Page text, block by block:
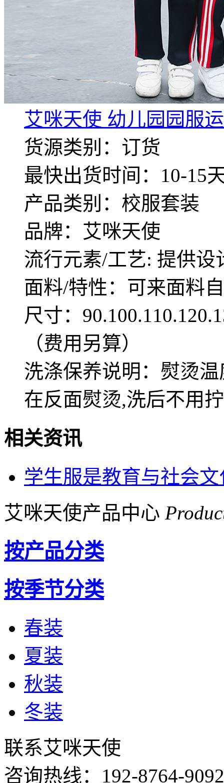
艾咪天使 幼儿园园服
货源类别：订货
最快出货时间：10-15
产品类别：校服套装
品牌：艾咪天使
流行元素/工艺: 提供设
面料/特性：可来面料
尺寸：
（费用另算）
洗涤保养说明：熨烫
在反面熨烫,洗后不用
相关资讯
学生服是教育与社会
艾咪天使产品中心
按产品分类
按季节分类
春装
夏装
秋装
冬装
联系艾咪天使
咨询热线： 192-8764-9092